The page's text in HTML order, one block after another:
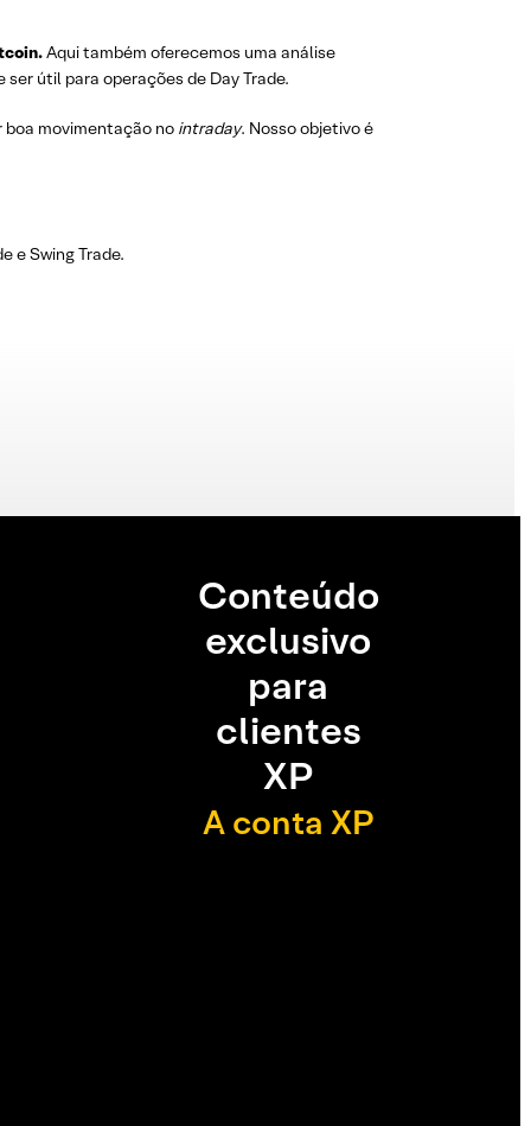
Aqui também oferecemos uma análise
útil para operações de Day Trade.
movimentação no intraday. Nosso objetivo é
e Swing Trade.
Conteúdo
exclusivo
para
clientes
XP
A conta XP